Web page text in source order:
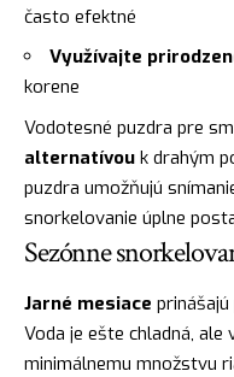
často efektné
Využívajte
korene
Vodotesné puzdra pre
alternatívou k drahým
puzdra umožňujú
snorkelovanie úplne
Sezónne
Jarné mesiace
Voda je ešte chladná,
minimálnemu množstvu